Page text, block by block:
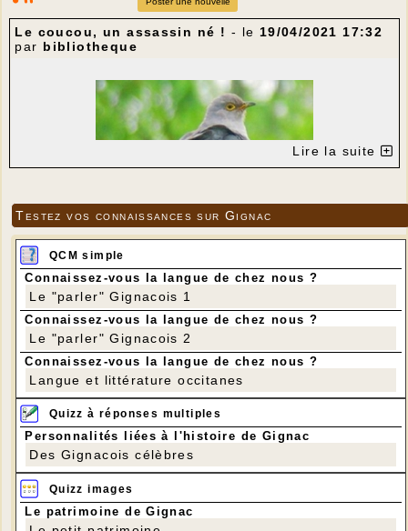
Le coucou, un assassin né ! - le 19/04/2021 17:32
par bibliotheque
Voilà 3 semaines que le coucou est arrivé à Gignac
et qu’il chante autour du moulin. Cet oiseau
migrateur retrouve le bois où il est né après un
périple absolument extraordinaire d’environ 12 000
km qui le conduit à passer l’hiver en Afrique
équatoriale. Ce sont les mâles qui arrivent les
premierset qui chantent à longueur de journée
Ils font le tour de leur territoire. Quelques jours plus
tard arrivent les femelles. Perchée sur de hautes
branches, la femelle attend qu'un oiseau quitte son
nid pour aller y pondre, juste avant la saison des
couvaisons. Chaque femelle peut pondre jusqu'à 24
œufs en mai-juin, à raison d'un par nid parasité. La
Lire la suite
Testez vos connaissances sur Gignac
QCM simple
Connaissez-vous la langue de chez nous ?
Le "parler" Gignacois 1
Connaissez-vous la langue de chez nous ?
Le "parler" Gignacois 2
Connaissez-vous la langue de chez nous ?
Langue et littérature occitanes
Quizz à réponses multiples
Personnalités liées à l'histoire de Gignac
Des Gignacois célèbres
Quizz images
Le patrimoine de Gignac